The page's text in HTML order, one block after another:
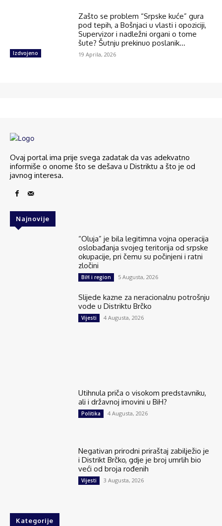
Izdvojeno
Zašto se problem “Srpske kuće” gura
pod tepih, a Bošnjaci u vlasti i opoziciji,
Supervizor i nadležni organi o tome
šute? Šutnju prekinuo poslanik...
19 Aprila, 2026
Ovaj portal ima prije svega zadatak da vas adekvatno
informiše o onome što se dešava u Distriktu a što je od
javnog interesa.
Najnovije
“Oluja” je bila legitimna vojna operacija
oslobađanja svojeg teritorija od srpske
okupacije, pri čemu su počinjeni i ratni
zločini
BiH i region 5 Augusta, 2026
Slijede kazne za neracionalnu potrošnju
vode u Distriktu Brčko
Vijesti 4 Augusta, 2026
Utihnula priča o visokom predstavniku,
ali i državnoj imovini u BiH?
Politika 4 Augusta, 2026
Negativan prirodni priraštaj zabilježio je
i Distrikt Brčko, gdje je broj umrlih bio
veći od broja rođenih
Vijesti 3 Augusta, 2026
Kategorije